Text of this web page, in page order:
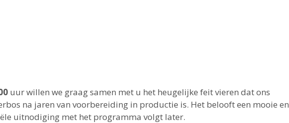
uur willen we graag samen met u het heugelijke feit vieren dat ons
na jaren van voorbereiding in productie is. Het belooft een mooie en
uitnodiging met het programma volgt later.